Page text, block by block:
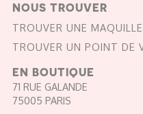
NOUS TROUVER
TROUVER UNE
TROUVER UN POINT DE
EN BOUTIQUE
71 RUE GALANDE
75005 PARIS